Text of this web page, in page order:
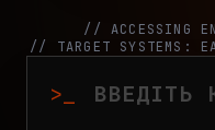
// ACCESSING
// TARGET SYSTEMS:
>_